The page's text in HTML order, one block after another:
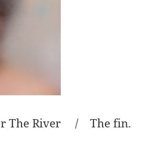
The River / The fin.